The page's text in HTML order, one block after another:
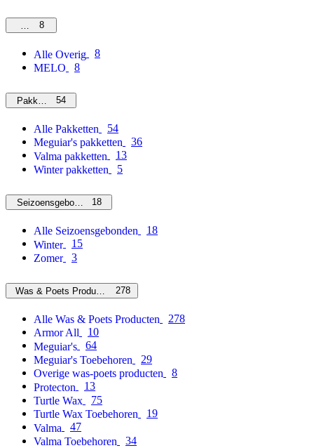
Overig
8
Alle Overig
8
MELO
8
Pakketten54
Alle Pakketten
54
Meguiar's pakketten
36
Valma pakketten
13
Winter pakketten
5
Seizoensgebonden18
Alle Seizoensgebonden
18
Winter
15
Zomer
3
Was & Poets Producten 278
Alle Was & Poets Producten
278
Armor All
10
Meguiar's
64
Meguiar's Toebehoren
29
Overige was-poets producten
8
Protecton
13
Turtle Wax
75
Turtle Wax Toebehoren
19
Valma
47
Valma Toebehoren
34